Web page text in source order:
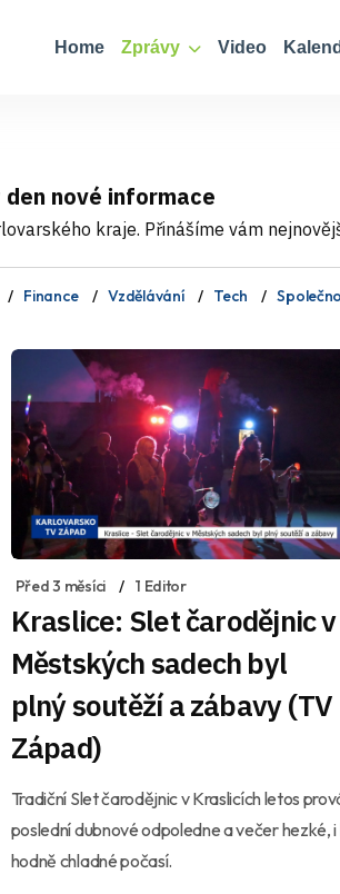
Home Zprávy Video
nové informace
kraje. Přinášíme vám
Finance Vzdělávání Tech
Před 3 měsíci 1 Editor
Kraslice: Slet čarodějnic v
Městských sadech byl
plný soutěží a zábavy (TV
Západ)
Tradiční Slet čarodějnic v Kraslicích letos
poslední dubnové odpoledne a večer hezké,
hodně chladné počasí.